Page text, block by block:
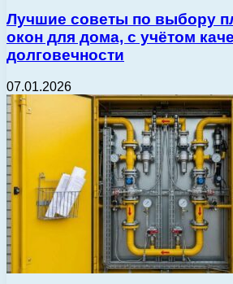
Лучшие советы по выбору
окон для дома, с учётом
долговечности
07.01.2026